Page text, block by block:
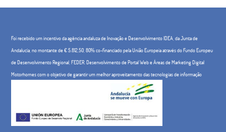
Foi recebido um incentivo da agência andaluza de Inovação e Desenvolvimento IDEA, da Junta de
Andalucía, no montante de € 5.812,50, 80% co-financiado pela União Europeia através do Fundo Europeu
de Desenvolvimento Regional, FEDER. Desenvolvimento de Portal Web e Áreas de Marketing Digital
Motorhomes com o objetivo de garantir um melhor aproveitamento das tecnologias de informação